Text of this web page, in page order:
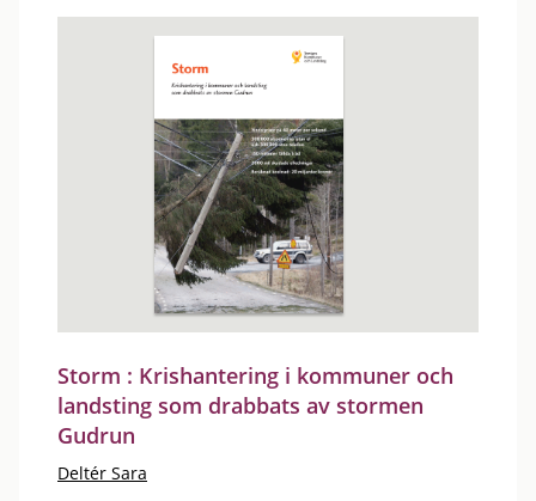
Storm : Krishantering i kommuner och
landsting som drabbats av stormen
Gudrun
Deltér Sara